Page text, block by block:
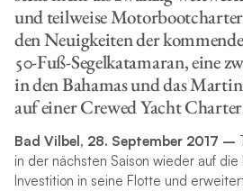
und teilweise
den Neuigkeiten der
50-Fuß-Segelkatamaran, eine
in den Bahamas und das
auf einer Crewed Yacht
Bad Vilbel, 28. September 2017 –
in der nächsten Saison wieder auf die
Investition in seine Flotte und